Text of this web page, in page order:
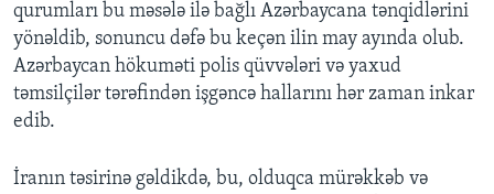
qurumları bu məsələ ilə bağlı Azərbaycana tənqidlərini
yönəldib, sonuncu dəfə bu keçən ilin may ayında olub.
Azərbaycan hökuməti polis qüvvələri və yaxud
təmsilçilər tərəfindən işgəncə hallarını hər zaman inkar
edib.
İranın təsirinə gəldikdə, bu, olduqca mürəkkəb və